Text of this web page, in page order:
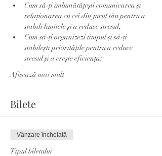
Cum să-ți îmbunătățești comunicarea și
relaționarea cu cei din jurul tău pentru a
stabili limitele și a reduce stresul;
Cum să-ți organizezi timpul și să-ți
stabilești prioritățile pentru a reduce
stresul și a crește eficiența;
Afișează mai mult
Bilete
Vânzare încheiată
Tipul biletului